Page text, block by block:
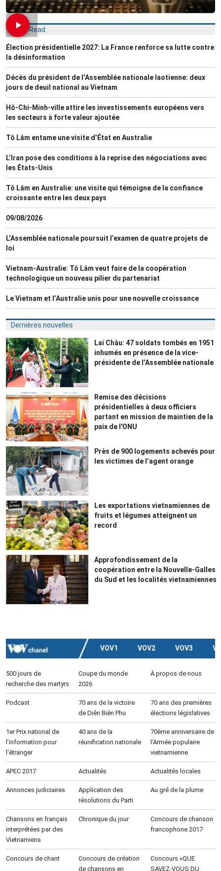
Most Read
Élection présidentielle 2027: La France renforce sa lutte contre
la désinformation
Décès du président de l’Assemblée nationale laotienne: deux
jours de deuil national au Vietnam
Hô-Chi-Minh-ville attire les investissements européens vers
les secteurs à forte valeur ajoutée
Tô Lâm entame une visite d’État en Australie
L’Iran pose des conditions à la reprise des négociations avec
les États-Unis
Tô Lâm en Australie: une visite qui témoigne de la confiance
croissante entre les deux pays
09/08/2026
L’Assemblée nationale poursuit l’examen de quatre projets de
loi
Vietnam-Australie: Tô Lâm veut faire de la coopération
technologique un nouveau pilier du partenariat
Le Vietnam et l’Australie unis pour une nouvelle croissance
Dernières nouvelles
Lai Châu: 47 soldats tombés en 1951
inhumés en présence de la vice-
présidente de l’Assemblée nationale
Remise des décisions
présidentielles à deux officiers
partant en mission de maintien de la
paix de l'ONU
Près de 900 logements achevés pour
les victimes de l’agent orange
Les exportations vietnamiennes de
fruits et légumes atteignent un
record
Approfondissement de la
coopération entre la Nouvelle-Galles
du Sud et les localités vietnamiennes
VOV1 VOV2 VOV3
500 jours de
recherche des martyrs
Coupe du monde
2026
À propos de nous
Podcast
70 ans de la victoire
de Diên Biên Phu
70 ans des premières
élections législatives
1er Prix national de
l’information pour
l'étranger
40 ans de la
réunification nationale
70ème anniversaire de
l'Armée populaire
vietnamienne
APEC 2017 Actualités Actualités locales
Annonces judiciaires
Application des
résolutions du Parti
Au gré de la plume
Chansons en français
interprétées par des
Vietnamiens
Chronique du jour
Concours de chanson
francophone 2017
Concours de chant
Concours de création
de chansons en
Concours «QUE
SAVEZ-VOUS DU